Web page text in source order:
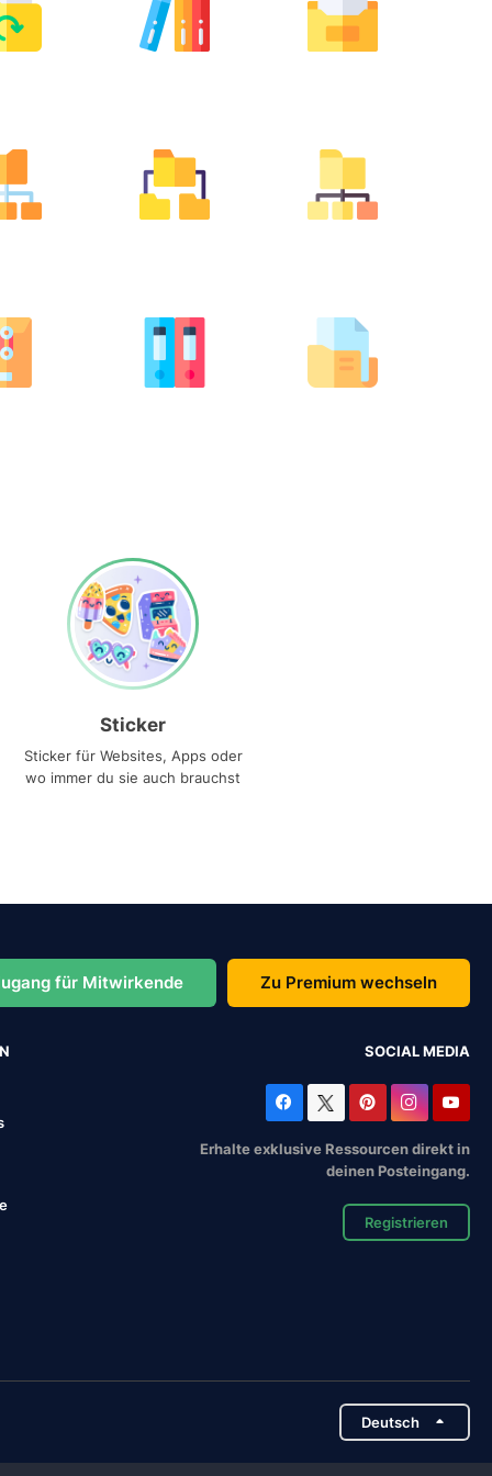
Sticker
Sticker für Websites, Apps oder
wo immer du sie auch brauchst
für Mitwirkende Zu Premium wechseln
SOCIAL MEDIA
Erhalte exklusive Ressourcen direkt in
deinen Posteingang.
Registrieren
Deutsch